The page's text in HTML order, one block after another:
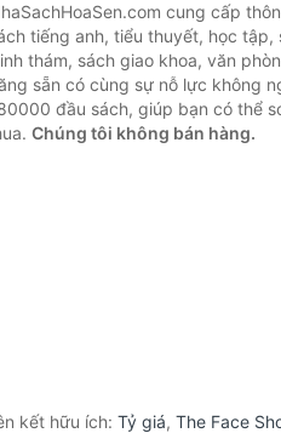
cung cấp
tiếng anh, tiểu thuyết, học
thám, sách giao khoa, văn
sẵn có cùng sự nỗ lực không
đầu sách, giúp bạn có thể
Chúng tôi không bán hàng.
kết hữu ích: Tỷ giá, The Face